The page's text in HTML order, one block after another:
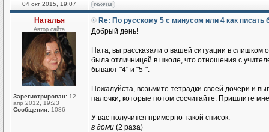
04 окт 2015, 19:07
Наталья
Автор сайта
Зарегистрирован: 12
апр 2012, 19:23
Сообщения: 1086
Re: По русскому 5 с минусом или 4 как
Добрый день!
Ната, вы рассказали о вашей ситуации в слишком
была отличницей в школе, что отношения с
бывают "4" и "5-".
Пожалуйста, возьмите тетрадки своей дочери и
палочки, которые потом сосчитайте. Пришлите
У вас получится примерно такой список:
в доми (2 раза)